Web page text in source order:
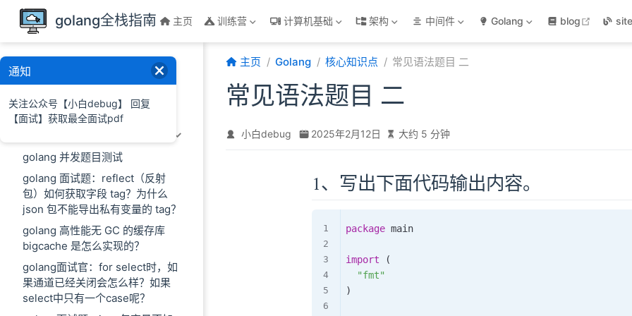
跳至主要內容
golang全栈指南 主页 训练营 计算机基础 架构 中间件 Golang blog open in
golang知识体系
常用包和第三方包介绍
golang 并发题目测试
golang 面试题：reflect（反射
包）如何获取字段 tag？为什么
json 包不能导出私有变量的 tag？
golang 高性能无 GC 的缓存库
bigcache 是怎么实现的？
golang面试官：for select时，如
果通道已经关闭会怎么样？如果
select中只有一个case呢？
主页 Golang 核心知识点 常见语法题目 二
常见语法题目 二
小白debug 2025年2月12日 大约 5 分钟
1、写出下面代码输出内容。
package main
import
(
"fmt"
)
通知
关注公众号【小白debug】 回复
【面试】获取最全面试pdf